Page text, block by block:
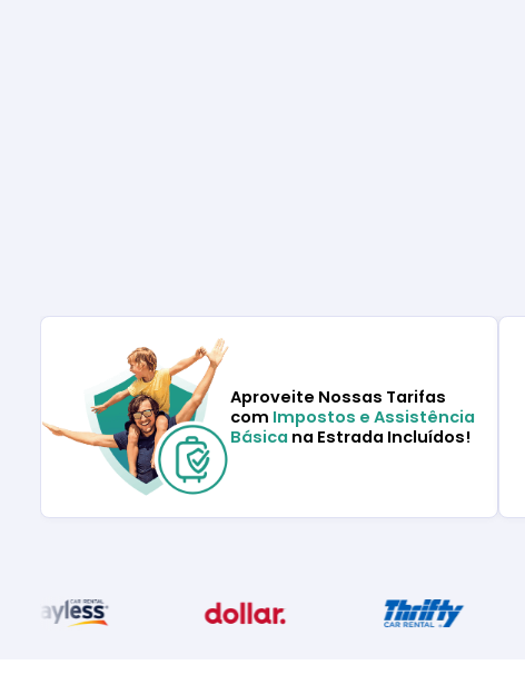
Aproveite Nossas Tarifas
com Impostos e Assistência
Básica na Estrada Incluídos!